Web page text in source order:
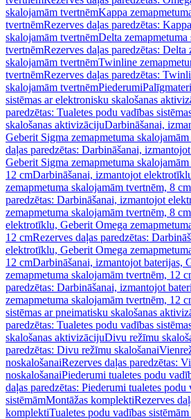
skalojamām tvertnēmKappa
tvertnēmRezerves daļas paredzētas:
skalojamām tvertnēmDelta zemapmetuma
tvertnēmRezerves daļas paredzētas: Delta
skalojamām tvertnēmTwinline
tvertnēmRezerves daļas paredzētas:
skalojamām tvertnēmPiederumi
sistēmas ar elektronisku skalošanas
paredzētas: Tualetes podu vadības
skalošanas aktivizācijuDarbināšanai,
Geberit Sigma zemapmetuma
daļas paredzētas: Darbināšanai,
Geberit Sigma zemapmetuma
12 cmDarbināšanai, izmantojot
zemapmetuma skalojamām tvertnēm, 8 cm
paredzētas: Darbināšanai, izmantojot
zemapmetuma skalojamām tvertnēm, 8 cm
elektrotīklu, Geberit Omega
12 cmRezerves daļas paredzētas:
elektrotīklu, Geberit Omega
12 cmDarbināšanai, izmantojot baterijas,
zemapmetuma skalojamām tvertnēm, 12
paredzētas: Darbināšanai, izmantojot
zemapmetuma skalojamām tvertnēm, 12
sistēmas ar pneimatisku skalošanas
paredzētas: Tualetes podu vadības
skalošanas aktivizācijuDivu režīmu
paredzētas: Divu režīmu skalošanai
noskalošanaiRezerves daļas paredzētas:
noskalošanaiPiederumi tualetes podu
daļas paredzētas: Piederumi tualetes podu
sistēmāmMontāžas komplektiRezerves
komplektiTualetes podu vadības